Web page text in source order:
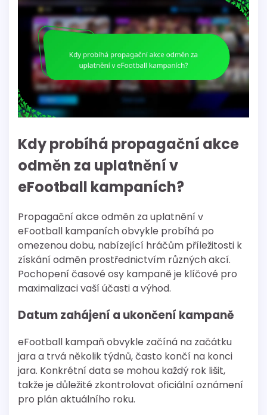
Kdy probíhá propagační akce
odměn za uplatnění v
eFootball kampaních?
Propagační akce odměn za uplatnění v
eFootball kampaních obvykle probíhá po
omezenou dobu, nabízející hráčům příležitosti k
získání odměn prostřednictvím různých akcí.
Pochopení časové osy kampaně je klíčové pro
maximalizaci vaší účasti a výhod.
Datum zahájení a ukončení kampaně
eFootball kampaň obvykle začíná na začátku
jara a trvá několik týdnů, často končí na konci
jara. Konkrétní data se mohou každý rok lišit,
takže je důležité zkontrolovat oficiální oznámení
pro plán aktuálního roku.